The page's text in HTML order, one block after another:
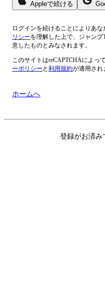
Appleで続ける
ログインを続けることによりあな
リシーを理解した上で、ジャン
意したものとみなされます。
このサイトはreCAPTCHAによっ
ーポリシー と利用規約が適用され
ホームへ
登録がお済み